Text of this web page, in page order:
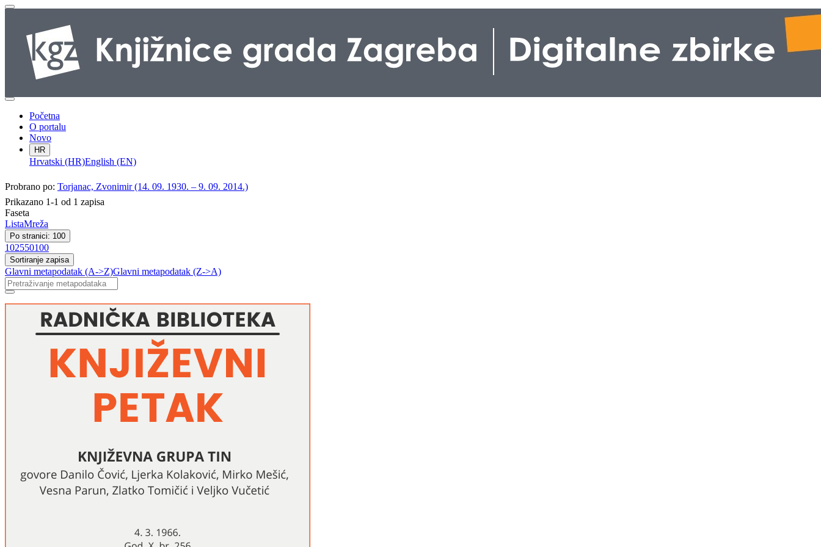
Početna
O portalu
Novo
HR
Hrvatski (HR)English (EN)
Probrano po: Torjanac, Zvonimir (14. 09. 1930. – 9. 09. 2014.)
Prikazano 1-1 od 1 zapisa
Faseta
ListaMreža
Po stranici: 100
102550100
Sortiranje zapisa
Glavni metapodatak (A->Z)Glavni metapodatak (Z->A)